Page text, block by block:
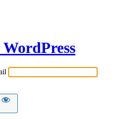
WordPress